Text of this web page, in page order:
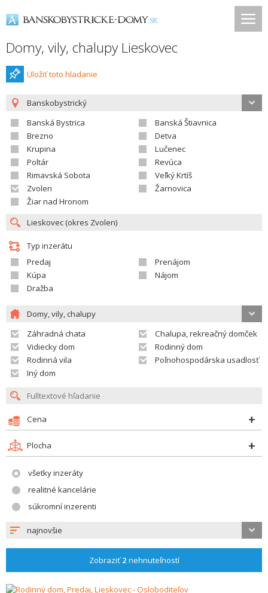
Domy, vily, chalupy Lieskovec
Uložiť toto hladanie
Banskobystrický
Banská Bystrica
Banská Štiavnica
Brezno
Detva
Krupina
Lučenec
Poltár
Revúca
Rimavská Sobota
Veľký Krtíš
Zvolen
Žarnovica
Žiar nad Hronom
Typ inzerátu
Predaj
Prenájom
Kúpa
Nájom
Dražba
Domy, vily, chalupy
Záhradná chata
Chalupa, rekreačný domček
Vidiecky dom
Rodinný dom
Rodinná vila
Poľnohospodárska usadlosť
Iný dom
Cena
Plocha
všetky inzeráty
realitné kancelárie
súkromní inzerenti
najnovšie
Zobraziť2 nehnuteľností